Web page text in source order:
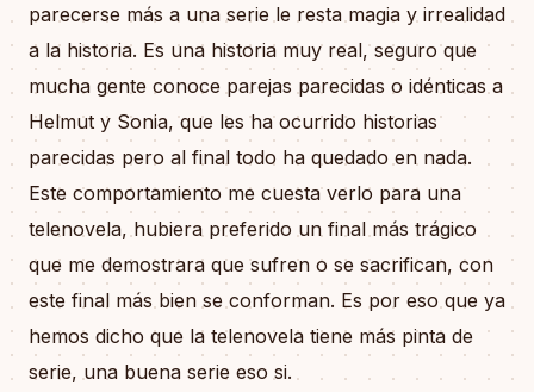
parecerse más a una serie le resta magia y irrealidad
a la historia. Es una historia muy real, seguro que
mucha gente conoce parejas parecidas o idénticas a
Helmut y Sonia, que les ha ocurrido historias
parecidas pero al final todo ha quedado en nada.
Este comportamiento me cuesta verlo para una
telenovela, hubiera preferido un final más trágico
que me demostrara que sufren o se sacrifican, con
este final más bien se conforman. Es por eso que ya
hemos dicho que la telenovela tiene más pinta de
serie, una buena serie eso si.